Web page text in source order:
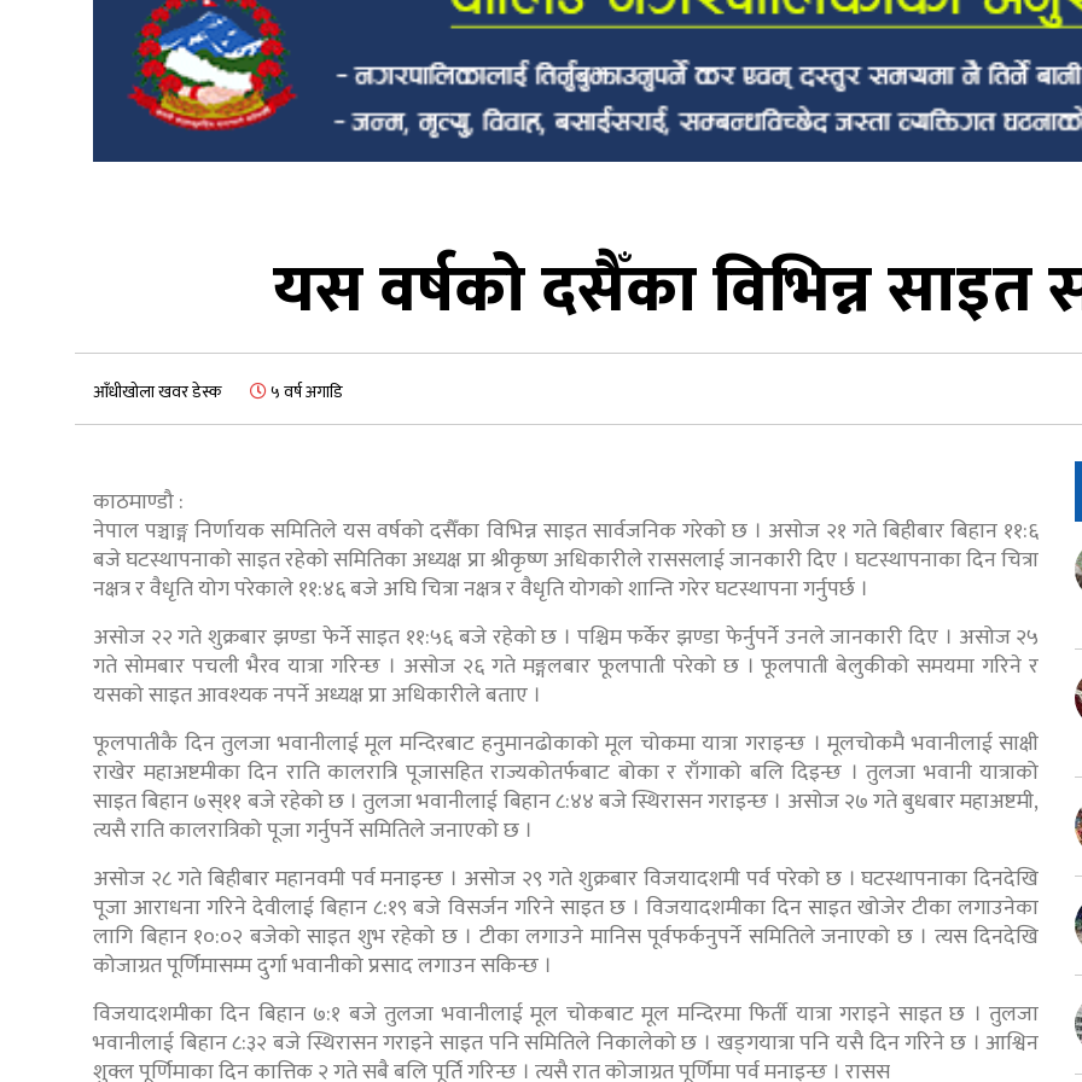
यस वर्षको दसैँका विभिन्न साइत
आँधीखोला खवर डेस्क ५ वर्ष अगाडि
काठमाण्डौ :
नेपाल पञ्चाङ्ग निर्णायक समितिले यस वर्षको दसैँका विभिन्न साइत सार्वजनिक गरेको छ । असोज २१ गते बिहीबार बिहान ११:६
बजे घटस्थापनाको साइत रहेको समितिका अध्यक्ष प्रा श्रीकृष्ण अधिकारीले राससलाई जानकारी दिए । घटस्थापनाका दिन चित्रा
नक्षत्र र वैधृति योग परेकाले ११:४६ बजे अघि चित्रा नक्षत्र र वैधृति योगको शान्ति गरेर घटस्थापना गर्नुपर्छ ।
असोज २२ गते शुक्रबार झण्डा फेर्ने साइत ११:५६ बजे रहेको छ । पश्चिम फर्केर झण्डा फेर्नुपर्ने उनले जानकारी दिए । असोज २५
गते सोमबार पचली भैरव यात्रा गरिन्छ । असोज २६ गते मङ्गलबार फूलपाती परेको छ । फूलपाती बेलुकीको समयमा गरिने र
यसको साइत आवश्यक नपर्ने अध्यक्ष प्रा अधिकारीले बताए ।
फूलपातीकै दिन तुलजा भवानीलाई मूल मन्दिरबाट हनुमानढोकाको मूल चोकमा यात्रा गराइन्छ । मूलचोकमै भवानीलाई साक्षी
राखेर महाअष्टमीका दिन राति कालरात्रि पूजासहित राज्यकोतर्फबाट बोका र राँगाको बलि दिइन्छ । तुलजा भवानी यात्राको
साइत बिहान ७स्११ बजे रहेको छ । तुलजा भवानीलाई बिहान ८:४४ बजे स्थिरासन गराइन्छ । असोज २७ गते बुधबार महाअष्टमी,
त्यसै राति कालरात्रिको पूजा गर्नुपर्ने समितिले जनाएको छ ।
असोज २८ गते बिहीबार महानवमी पर्व मनाइन्छ । असोज २९ गते शुक्रबार विजयादशमी पर्व परेको छ । घटस्थापनाका दिनदेखि
पूजा आराधना गरिने देवीलाई बिहान ८:१९ बजे विसर्जन गरिने साइत छ । विजयादशमीका दिन साइत खोजेर टीका लगाउनेका
लागि बिहान १०:०२ बजेको साइत शुभ रहेको छ । टीका लगाउने मानिस पूर्वफर्कनुपर्ने समितिले जनाएको छ । त्यस दिनदेखि
कोजाग्रत पूर्णिमासम्म दुर्गा भवानीको प्रसाद लगाउन सकिन्छ ।
विजयादशमीका दिन बिहान ७:१ बजे तुलजा भवानीलाई मूल चोकबाट मूल मन्दिरमा फिर्ती यात्रा गराइने साइत छ । तुलजा
भवानीलाई बिहान ८:३२ बजे स्थिरासन गराइने साइत पनि समितिले निकालेको छ । खड्गयात्रा पनि यसै दिन गरिने छ । आश्विन
शुक्ल पूर्णिमाका दिन कात्तिक २ गते सबै बलि पूर्ति गरिन्छ । त्यसै रात कोजाग्रत पूर्णिमा पर्व मनाइन्छ । रासस